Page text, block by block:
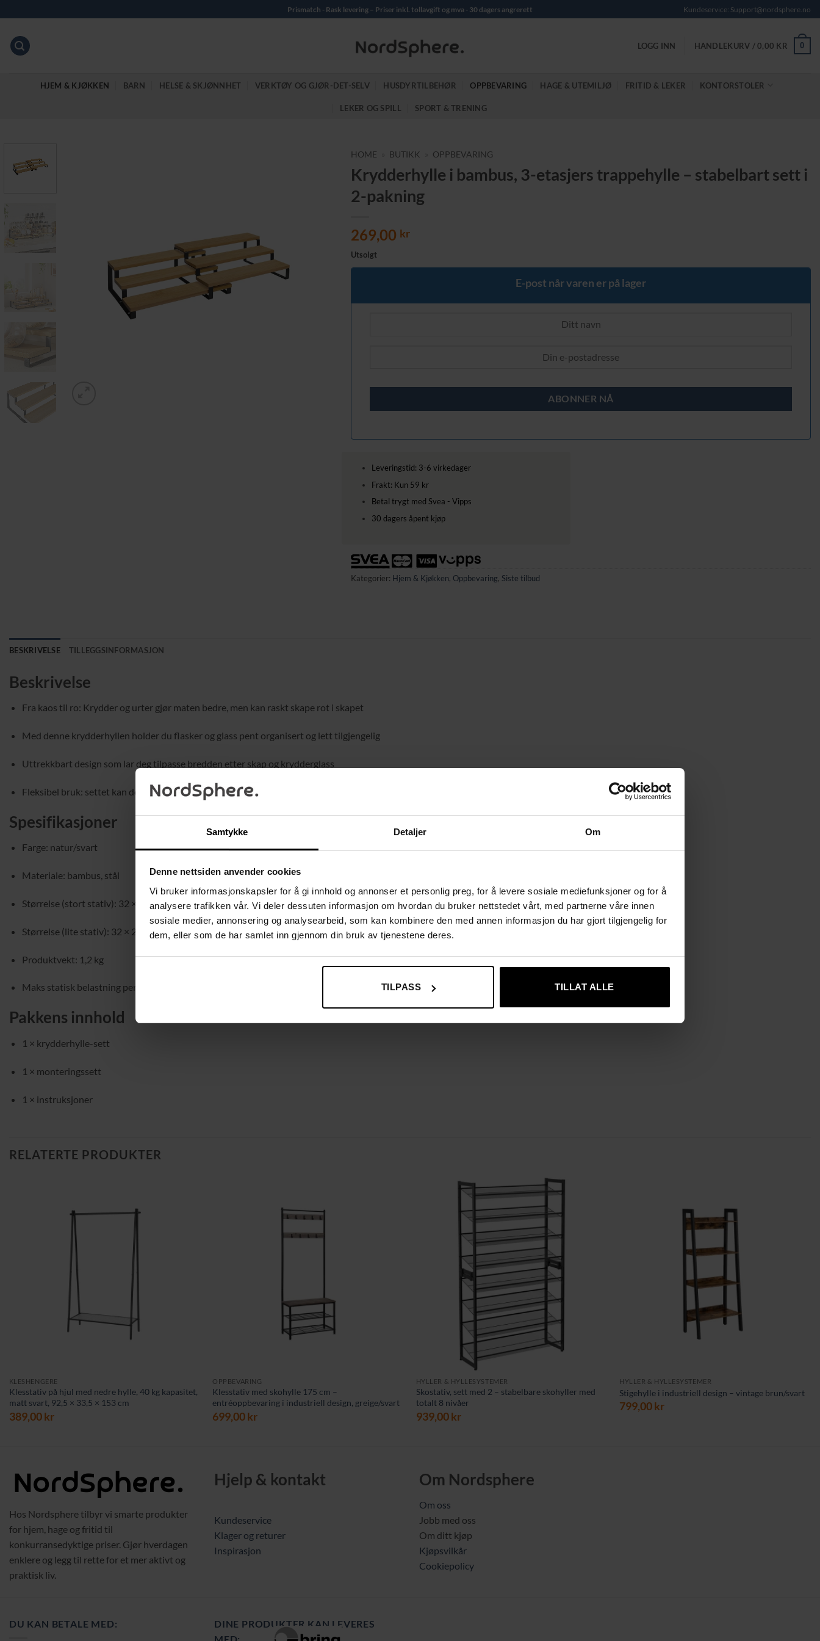
Samtykke Detaljer Om
Denne nettsiden anvender cookies
Vi bruker informasjonskapsler for å gi innhold og annonser et personlig preg, for å levere sosiale mediefunksjoner og for å
analysere trafikken vår. Vi deler dessuten informasjon om hvordan du bruker nettstedet vårt, med partnerne våre innen
sosiale medier, annonsering og analysearbeid, som kan kombinere den med annen informasjon du har gjort tilgjengelig for
dem, eller som de har samlet inn gjennom din bruk av tjenestene deres.
TILPASS TILLAT ALLE
to
content
Prismatch - Rask levering – Priser inkl. tollavgift og mva - 30 dagers angrerett Kundeservice: Support@nordsphere.no
LOGG INN HANDLEKURV /0,00 KR 0
HJEM & KJØKKEN BARN HELSE & SKJØNNHET VERKTØY OG GJØR-DET-SELV HUSDYRTILBEHØR OPPBEVARING HAGE & UTEMILJØ FRITID & LEKER KONTORSTOLER
LEKER OG SPILL SPORT & TRENING
HOME BUTIKK OPPBEVARING
Krydderhylle i bambus, 3-etasjers trappehylle – stabelbart sett i
2-pakning
269,00 kr
Utsolgt
E-post når varen er på lager
Leveringstid: 3-6 virkedager
Frakt: Kun 59 kr
Betal trygt med Svea - Vipps
30 dagers åpent kjøp
Kategorier: Hjem & Kjøkken, Oppbevaring, Siste tilbud
BESKRIVELSE TILLEGGSINFORMASJON
Beskrivelse
Fra kaos til ro: Krydder og urter gjør maten bedre, men kan raskt skape rot i skapet
Med denne krydderhyllen holder du flasker og glass pent organisert og lett tilgjengelig
Uttrekkbart design som lar deg tilpasse bredden etter skap og krydderglass
Fleksibel bruk: settet kan deles i 2 separate enheter, f.eks. én i skapet og én på benkeplaten
Spesifikasjoner
Farge: natur/svart
Materiale: bambus, stål
Størrelse (stort stativ): 32 × 24,5 × 11,2 cm (L × B × H)
Størrelse (lite stativ): 32 × 24 × 9,5 cm (L × B × H)
Produktvekt: 1,2 kg
Maks statisk belastning per nivå: 3 kg
Pakkens innhold
1 × krydderhylle-sett
1 × monteringssett
1 × instruksjoner
RELATERTE PRODUKTER
KLESHENGERE
Klesstativ på hjul med nedre hylle, 40 kg kapasitet,
matt svart, 92,5 × 33,5 × 153 cm
389,00kr
OPPBEVARING
Klesstativ med skohylle 175 cm –
entréoppbevaring i industriell design, greige/svart
699,00kr
HYLLER & HYLLESYSTEMER
Skostativ, sett med 2 – stabelbare skohyller med
totalt 8 nivåer
939,00kr
HYLLER & HYLLESYSTEMER
Stigehylle i industriell design – vintage brun/svart
799,00kr
Hos Nordsphere tilbyr vi smarte produkter
for hjem, hage og fritid til
konkurransedyktige priser. Gjør hverdagen
enklere og legg til rette for et mer aktivt og
praktisk liv.
Hjelp & kontakt
Kundeservice
Klager og returer
Inspirasjon
Om Nordsphere
Om oss
Jobb med oss
Om ditt kjøp
Kjøpsvilkår
Cookiepolicy
DU KAN BETALE MED:
DINE PRODUKTER KAN LEVERES
MED: